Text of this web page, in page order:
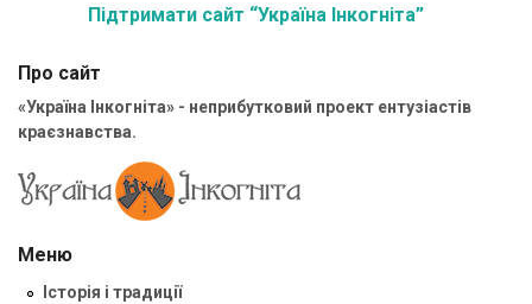
Підтримати сайт “Україна Інкогніта”
Про сайт
«Україна Інкогніта» - неприбутковий проект ентузіастів
краєзнавства.
Меню
Історія і традиції